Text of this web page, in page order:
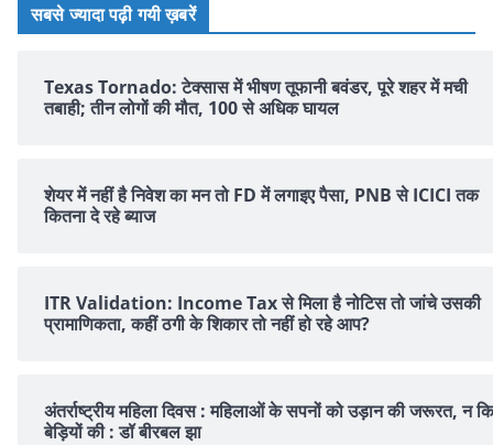
सबसे ज्यादा पढ़ी गयी ख़बरें
Texas Tornado: टेक्सास में भीषण तूफानी बवंडर, पूरे शहर में मची
तबाही; तीन लोगों की मौत, 100 से अधिक घायल
शेयर में नहीं है न‍िवेश का मन तो FD में लगाइए पैसा, PNB से ICICI तक
क‍ितना दे रहे ब्‍याज
ITR Validation: Income Tax से मिला है नोटिस तो जांचे उसकी
प्रामाणिकता, कहीं ठगी के शिकार तो नहीं हो रहे आप?
अंतर्राष्ट्रीय महिला दिवस : महिलाओं के सपनों को उड़ान की जरूरत, न कि
बेड़ियों की : डॉ बीरबल झा